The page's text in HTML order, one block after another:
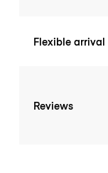
Flexible arrival
Reviews